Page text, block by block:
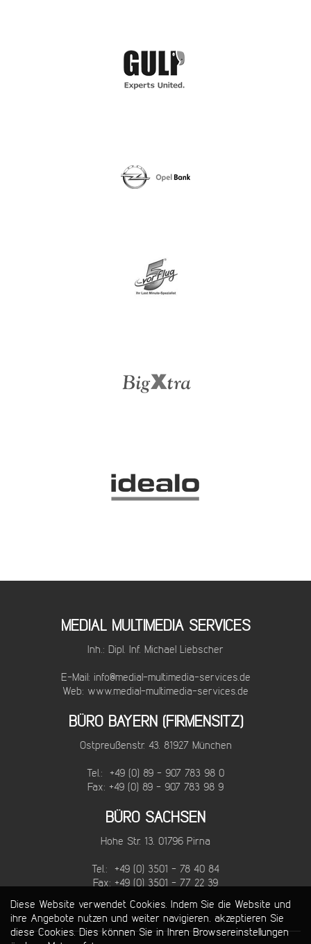
MEDIAL MULTIMEDIA SERVICES
Inh.: Dipl. Inf. Michael Liebscher
E-Mail: info@medial-multimedia-services.de
Web: www.medial-multimedia-services.de
BÜRO BAYERN (FIRMENSITZ)
Ostpreußenstr. 43, 81927 München
Tel.: +49 (0) 89 - 907 783 98 0
Fax: +49 (0) 89 - 907 783 98 9
BÜRO SACHSEN
Hohe Str. 13, 01796 Pirna
Tel.: +49 (0) 3501 - 78 40 84
Fax: +49 (0) 3501 - 77 22 39
Diese Website verwendet Cookies. Indem Sie die Website und
ihre Angebote nutzen und weiter navigieren, akzeptieren Sie
diese Cookies. Dies können Sie in Ihren Browsereinstellungen